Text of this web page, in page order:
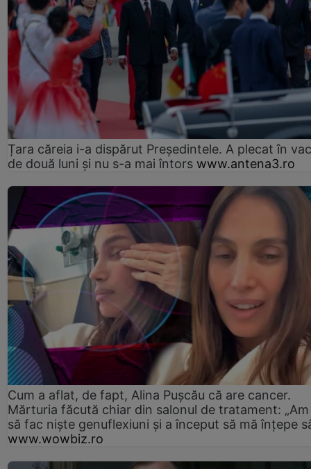
Țara căreia i-a dispărut Președintele. A plecat în
de două luni și nu s-a mai întors www.antena3.ro
Cum a aflat, de fapt, Alina Pușcău că are cancer.
Mărturia făcută chiar din salonul de tratament:
să fac niște genuflexiuni și a început să mă înțepe
www.wowbiz.ro